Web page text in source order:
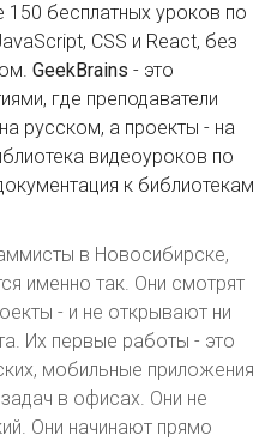
150 бесплатных уроков по
CSS и React, без
GeekBrains - это
где преподаватели
русском, а проекты - на
видеоуроков по
к библиотекам
в Новосибирске,
именно так. Они смотрят
- и не открывают ни
Их первые работы - это
мобильные приложения
в офисах. Они не
Они начинают прямо